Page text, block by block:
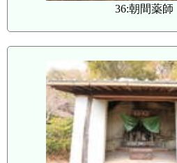
36:朝間薬師